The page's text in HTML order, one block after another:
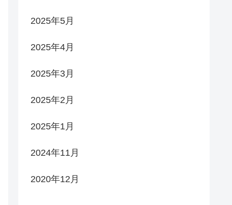
2025年5月
2025年4月
2025年3月
2025年2月
2025年1月
2024年11月
2020年12月